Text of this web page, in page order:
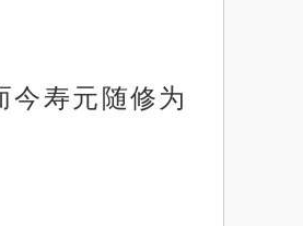
今寿元随修为